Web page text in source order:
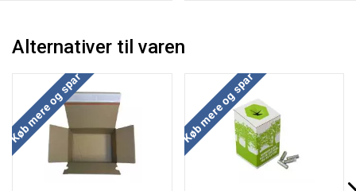
Alternativer til varen
Køb mere og spar Køb mere og spar